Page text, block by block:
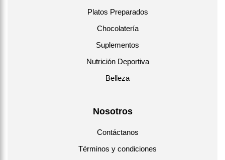
Platos Preparados
Chocolatería
Suplementos
Nutrición Deportiva
Belleza
Nosotros
Contáctanos
Términos y condiciones